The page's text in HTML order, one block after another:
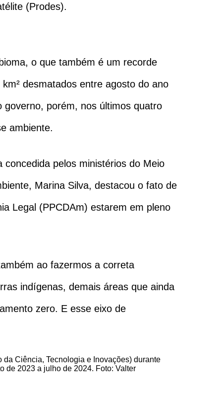
(Prodes).
o que também é um recorde
desmatados entre agosto do ano
governo, porém, nos últimos quatro
ambiente.
pelos ministérios do Meio
Marina Silva, destacou o fato de
Legal (PPCDAm) estarem em pleno
ao fazermos a correta
indígenas, demais áreas que ainda
zero. E esse eixo de